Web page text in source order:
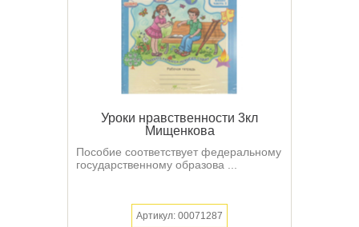
Уроки нравственности 3кл
Мищенкова
Пособие соответствует федеральному
государственному образова ...
Артикул: 00071287